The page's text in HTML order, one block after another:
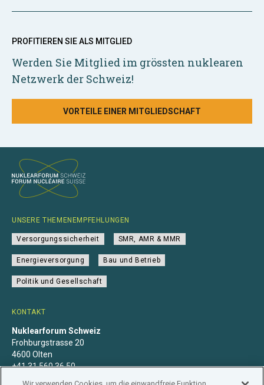
PROFITIEREN SIE ALS MITGLIED
Werden Sie Mitglied im grössten nuklearen
Netzwerk der Schweiz!
VORTEILE EINER MITGLIEDSCHAFT
KONTAKT
Nuklearforum Schweiz
Frohburgstrasse 20
4600 Olten
+41 31 560 36 50
UNSERE THEMENEMPFEHLUNGEN
Versorgungssicherheit SMR, AMR & MMR
Energieversorgung Bau und Betrieb
Politik und Gesellschaft